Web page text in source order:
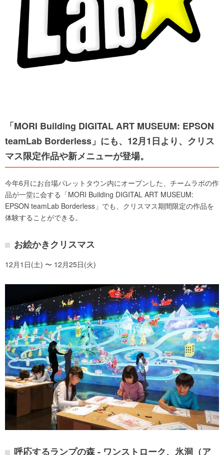
「MORI Building DIGITAL ART MUSEUM: EPSON
teamLab Borderless」にも、12月1日より、クリス
マス限定作品や新メニューが登場。
今年6月にお台場パレットタウン内にオープンした、チームラボの作
品が一堂に会する「MORI Building DIGITAL ART MUSEUM:
EPSON teamLab Borderless」でも、クリスマス期間限定の作品を
体験することができる。
お絵かきクリスマス
12月1日(土) 〜 12月25日(火)
呼応するランプの森 - ワンストローク、氷洞（ア